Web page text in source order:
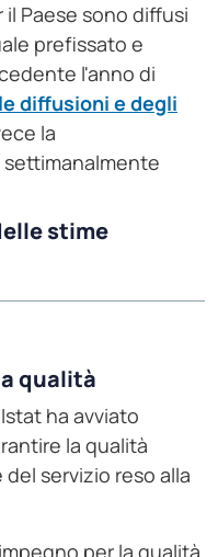
Paese sono diffusi
prefissato e
l'anno di
diffusioni e degli
la
stime
qualità
ha avviato
la qualità
servizio reso alla
per la qualità